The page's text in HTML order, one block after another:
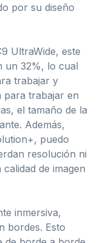
por su diseño
UltraWide, este
un 32%, lo cual
trabajar y
para trabajar en
el tamaño de la
Además,
puedo
resolución ni
de imagen
inmersiva,
bordes. Esto